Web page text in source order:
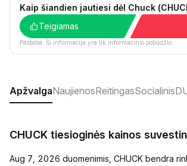
Kaip šiandien jautiesi dėl Chuck
Teigiamas
Pastaba. Ši informacija yra tik informacinio pobūdžio.
ApžvalgaNaujienosReitingasSocialinis
CHUCK tiesioginės kainos
Aug 7, 2026 duomenimis, CHUCK bendra